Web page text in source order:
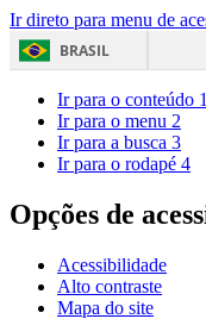
Ir direto para menu de
BRASIL
Ir para o conteúdo 1
Ir para o menu 2
Ir para a busca 3
Ir para o rodapé 4
Opções de
Acessibilidade
Alto contraste
Mapa do site